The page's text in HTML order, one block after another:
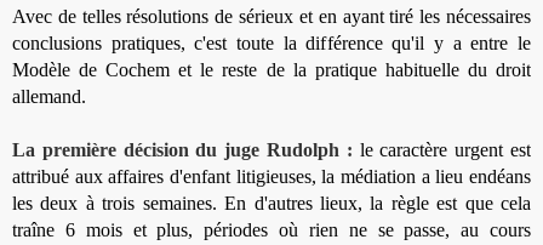
Avec de telles résolutions de sérieux et en ayant tiré les nécessaires
conclusions pratiques, c'est toute la différence qu'il y a entre le
Modèle de Cochem et le reste de la pratique habituelle du droit
allemand.
La première décision du juge Rudolph : le caractère urgent est
attribué aux affaires d'enfant litigieuses, la médiation a lieu endéans
les deux à trois semaines. En d'autres lieux, la règle est que cela
traîne 6 mois et plus, périodes où rien ne se passe, au cours